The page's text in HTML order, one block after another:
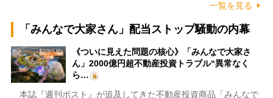
一覧を見る
「みんなで大家さん」配当ストップ騒動の内幕
《ついに見えた問題の核心》「みんなで大家さ
ん」2000億円超不動産投資トラブル“異常なく
ら…
本誌『週刊ポスト』が追及してきた不動産投資商品「みんなで